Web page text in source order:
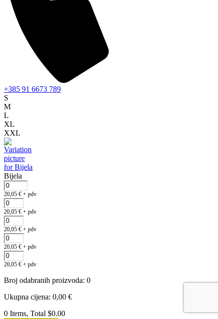
+385 91 6673 789
S
M
L
XL
XXL
Bijela
20,05 € + pdv
20,05 € + pdv
20,05 € + pdv
20,05 € + pdv
20,05 € + pdv
Broj odabranih proizvoda: 0
Ukupna cijena: 0,00 €
0 Items, Total $0.00